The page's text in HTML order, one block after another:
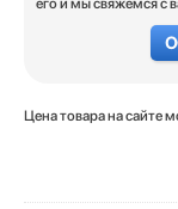
его и мы свяжемся с
Цена товара на сайте